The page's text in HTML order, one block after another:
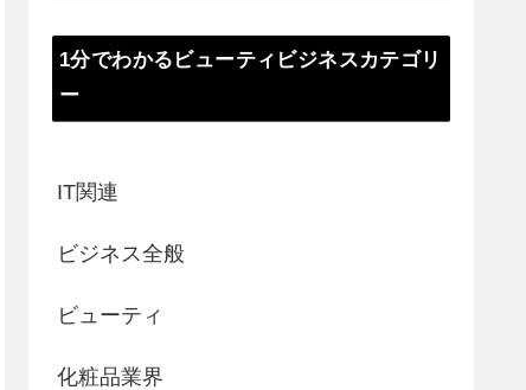
1分でわかるビューティビジネスカテゴリ
ー
IT関連
ビジネス全般
ビューティ
化粧品業界